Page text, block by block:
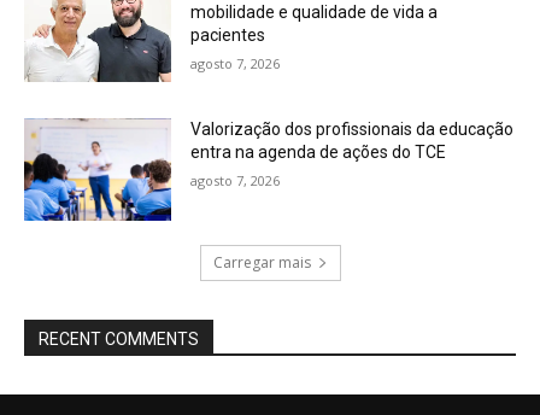
mobilidade e qualidade de vida a
pacientes
agosto 7, 2026
Valorização dos profissionais da educação
entra na agenda de ações do TCE
agosto 7, 2026
Carregar mais
RECENT COMMENTS